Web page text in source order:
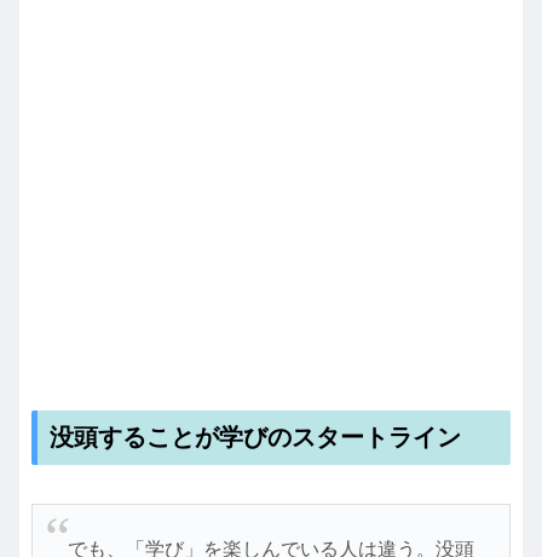
没頭することが学びのスタートライン
でも、「学び」を楽しんでいる人は違う。没頭